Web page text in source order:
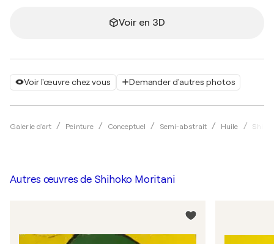
Voir l'œuvre chez vous Demander d'autres photos
Galerie d'art Peinture Conceptuel Semi-abstrait Huile
Voir en 3D
Autres œuvres de Shihoko Moritani